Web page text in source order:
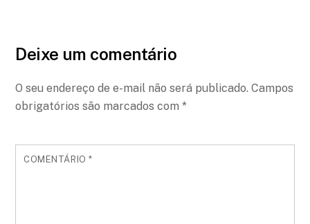
Deixe um comentário
O seu endereço de e-mail não será publicado. Campos
obrigatórios são marcados com*
COMENTÁRIO*